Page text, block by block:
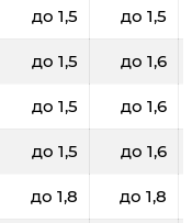
до 1,5 до 1,5
до 1,5 до 1,6
до 1,5 до 1,6
до 1,5 до 1,6
до 1,8 до 1,8